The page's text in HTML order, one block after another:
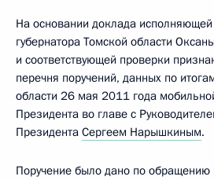
На основании доклада исполняющей
губернатора Томской области
и соответствующей проверки
перечня поручений, данных по
области 26 мая 2011 года
Президента во главе с
Президента Сергеем Нарышкиным.
Поручение было дано по